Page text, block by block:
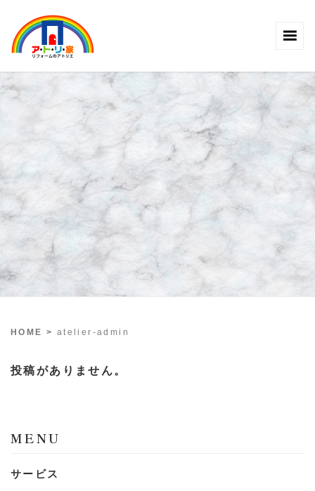
HOME > atelier-admin
投稿がありません。
MENU
サービス